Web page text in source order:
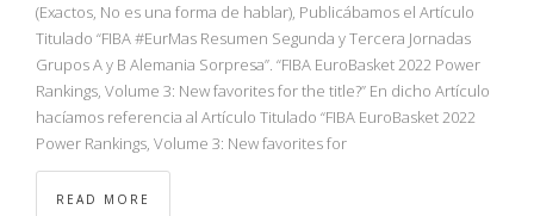
(Exactos, No es una forma de hablar), Publicábamos el Artículo
Titulado “FIBA #EurMas Resumen Segunda y Tercera Jornadas
Grupos A y B Alemania Sorpresa”. “FIBA EuroBasket 2022 Power
Rankings, Volume 3: New favorites for the title?” En dicho Artículo
hacíamos referencia al Artículo Titulado “FIBA EuroBasket 2022
Power Rankings, Volume 3: New favorites for
READ MORE